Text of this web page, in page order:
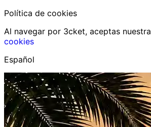
Política de cookies
Al navegar por 3cket, aceptas nuestra
cookies
Español